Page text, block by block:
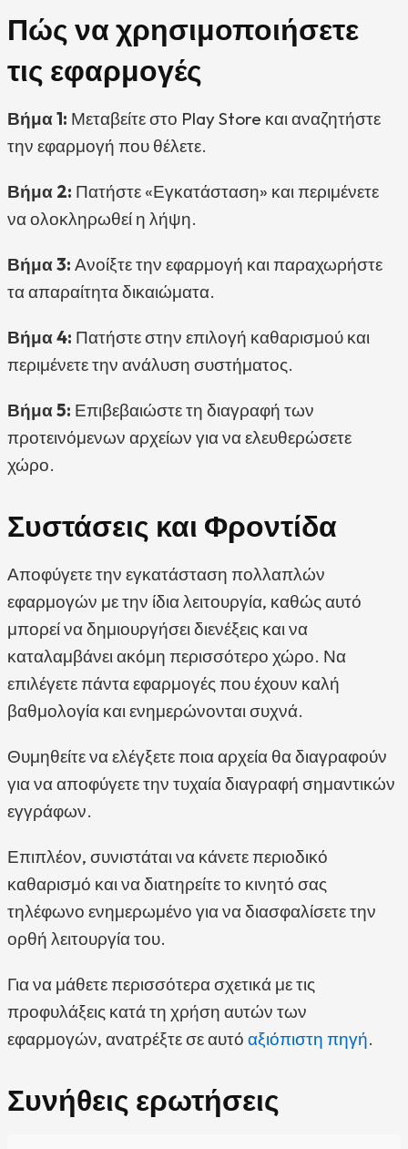
Πώς να χρησιμοποιήσετε
τις εφαρμογές
Βήμα 1: Μεταβείτε στο Play Store και αναζητήστε
την εφαρμογή που θέλετε.
Βήμα 2: Πατήστε «Εγκατάσταση» και περιμένετε
να ολοκληρωθεί η λήψη.
Βήμα 3: Ανοίξτε την εφαρμογή και παραχωρήστε
τα απαραίτητα δικαιώματα.
Βήμα 4: Πατήστε στην επιλογή καθαρισμού και
περιμένετε την ανάλυση συστήματος.
Βήμα 5: Επιβεβαιώστε τη διαγραφή των
προτεινόμενων αρχείων για να ελευθερώσετε
χώρο.
Συστάσεις και Φροντίδα
Αποφύγετε την εγκατάσταση πολλαπλών
εφαρμογών με την ίδια λειτουργία, καθώς αυτό
μπορεί να δημιουργήσει διενέξεις και να
καταλαμβάνει ακόμη περισσότερο χώρο. Να
επιλέγετε πάντα εφαρμογές που έχουν καλή
βαθμολογία και ενημερώνονται συχνά.
Θυμηθείτε να ελέγξετε ποια αρχεία θα διαγραφούν
για να αποφύγετε την τυχαία διαγραφή σημαντικών
εγγράφων.
Επιπλέον, συνιστάται να κάνετε περιοδικό
καθαρισμό και να διατηρείτε το κινητό σας
τηλέφωνο ενημερωμένο για να διασφαλίσετε την
ορθή λειτουργία του.
Για να μάθετε περισσότερα σχετικά με τις
προφυλάξεις κατά τη χρήση αυτών των
εφαρμογών, ανατρέξτε σε αυτό αξιόπιστη πηγή.
Συνήθεις ερωτήσεις